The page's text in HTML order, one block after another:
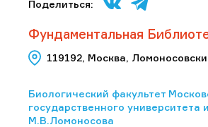
Поделиться:
Фундаментальная
119192, Москва,
Биологический факультет
государственного университета
М.В.Ломоносова